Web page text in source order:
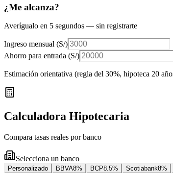
¿Me alcanza?
Averígualo en 5 segundos — sin registrarte
Ingreso mensual (S/)
Ahorro para entrada (S/)
Estimación orientativa (regla del 30%, hipoteca 20
Calculadora Hipotecaria
Compara tasas reales por banco
Selecciona un banco
Personalizado BBVA8% BCP8.5% Scotiabank8%